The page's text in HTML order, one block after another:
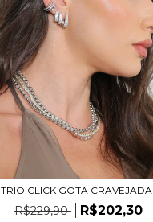
TRIO CLICK GOTA CRAVEJADA
R$229,90 R$202,30